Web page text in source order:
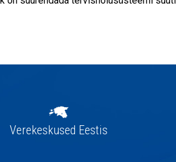
Verekeskused Eestis